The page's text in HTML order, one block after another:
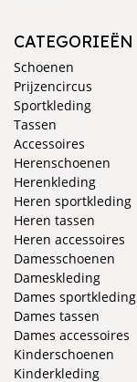
CATEGORIEËN
Schoenen
Prijzencircus
Sportkleding
Tassen
Accessoires
Herenschoenen
Herenkleding
Heren sportkleding
Heren tassen
Heren accessoires
Damesschoenen
Dameskleding
Dames sportkleding
Dames tassen
Dames accessoires
Kinderschoenen
Kinderkleding